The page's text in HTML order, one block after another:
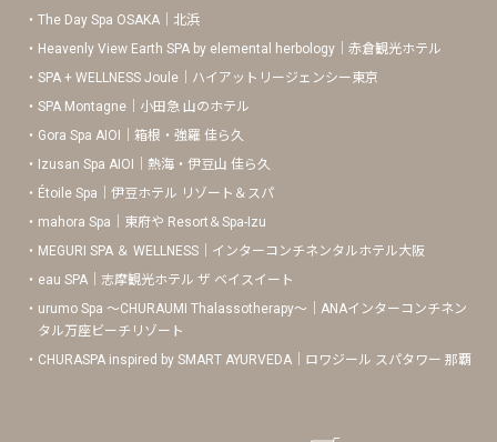
The Day Spa OSAKA｜北浜
Heavenly View Earth SPA by elemental herbology｜赤倉観光ホテル
SPA + WELLNESS Joule｜ハイアットリージェンシー東京
SPA Montagne｜小田急 山のホテル
Gora Spa AIOI｜箱根・強羅 佳ら久
Izusan Spa AIOI｜熱海・伊豆山 佳ら久
Étoile Spa｜伊豆ホテル リゾート＆スパ
mahora Spa｜東府や Resort＆Spa-Izu
MEGURI SPA ＆ WELLNESS｜インターコンチネンタルホテル大阪
eau SPA｜志摩観光ホテル ザ ベイスイート
urumo Spa 〜CHURAUMI Thalassotherapy〜｜ANAインターコンチネン
タル万座ビーチリゾート
CHURASPA inspired by SMART AYURVEDA｜ロワジール スパタワー 那覇